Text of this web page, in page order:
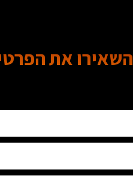
השאירו את